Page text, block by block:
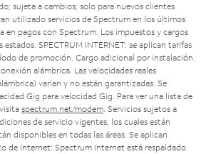
sujeta a cambios; solo para nuevos clientes
utilizado servicios de Spectrum en los últimos
en pagos con Spectrum. Los impuestos y cargos
SPECTRUM INTERNET: se aplican tarifas
de promoción. Cargo adicional por instalación.
alámbrica. Las velocidades reales
varían y no están garantizadas. Se
Gig para velocidad Gig. Para ver una lista de
spectrum.net/modem. Servicios sujetos a
de servicio vigentes, los cuales están
disponibles en todas las áreas. Se aplican
de Internet: Spectrum Internet está respaldado